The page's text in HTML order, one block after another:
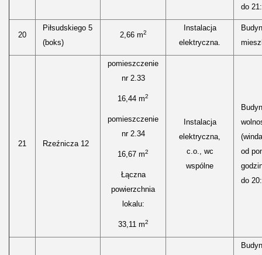
do
20
Piłsudskiego 5
(boks)
2,66 m2
Instalacja
elektryczna.
21 Rzeźnicza 12
pomieszczenie
nr 2.33
16,44 m2
pomieszczenie
nr 2.34
16,67 m2
Łączna
powierzchnia
lokalu:
33,11 m2
Instalacja
elektryczna,
c.o., wc
wspólne
od
do